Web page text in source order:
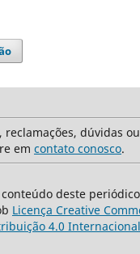
reclamações, dúvidas
em contato conosco.
conteúdo deste
Licença Creative
4.0 Internacional